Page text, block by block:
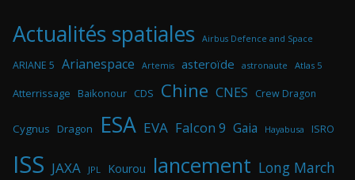
Actualités spatiales Airbus Defence and Space
ARIANE 5 Arianespace Artemis asteroïde astronaute Atlas 5
Atterrissage Baikonour CDS Chine CNES Crew Dragon
Cygnus Dragon ESA EVA Falcon 9 Gaia Hayabusa ISRO
ISS JAXA JPL Kourou lancement Long March